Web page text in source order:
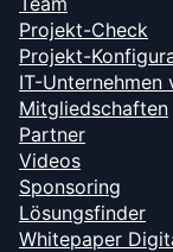
Projekt-Check
Projekt-
IT-Unternehmen
Mitgliedschaften
Partner
Videos
Sponsoring
Lösungsfinder
Whitepaper